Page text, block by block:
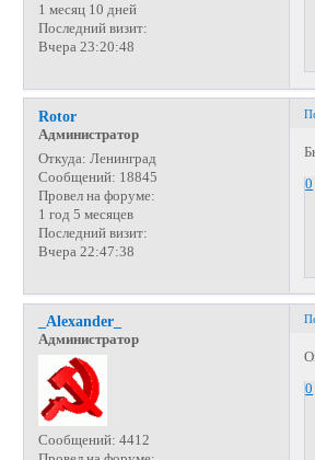
1 месяц 10 дней
Последний визит:
Вчера 23:20:48
Rotor
Администратор
Откуда: Ленинград
Сообщений: 18845
Провел на форуме:
1 год 5 месяцев
Последний визит:
Вчера 22:47:38
0
_Alexander_
Администратор
Сообщений: 4412
0